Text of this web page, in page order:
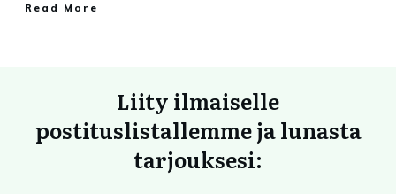
Read More
Liity ilmaiselle
postituslistallemme ja lunasta
tarjouksesi: